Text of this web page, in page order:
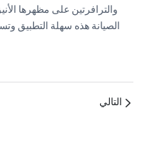
والترافرتين على مظهرها
الصيانة هذه سهلة التطبيق
التالي